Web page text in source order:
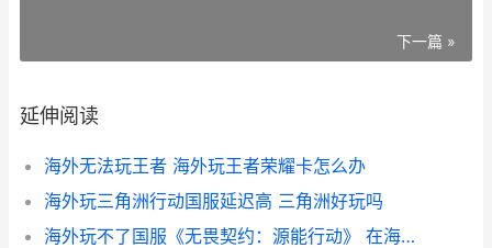
下一篇 »
延伸阅读
海外无法玩王者 海外玩王者荣耀卡怎么办
海外玩三角洲行动国服延迟高 三角洲好玩吗
海外玩不了国服《无畏契约：源能行动》 在海外突然无法登陆国内游戏